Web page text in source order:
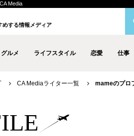
Media
めする情報メディア
グルメ ライフスタイル 恋愛 仕事
CA Mediaライター一覧 mameのプロ